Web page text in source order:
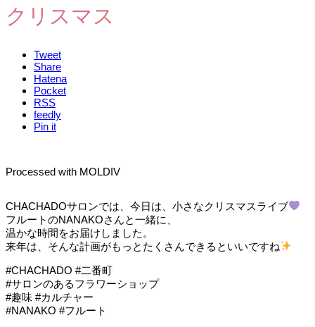
クリスマス
Tweet
Share
Hatena
Pocket
RSS
feedly
Pin it
Processed with MOLDIV
CHACHADOサロンでは、今日は、小さなクリスマスライブ
フルートのNANAKOさんと一緒に、
温かな時間をお届けしました。
来年は、そんな計画がもっとたくさんできるといいですね
#CHACHADO #二番町
#サロンのあるフラワーショップ
#趣味 #カルチャー
#NANAKO #フルート